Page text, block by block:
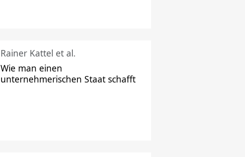
Rainer Kattel et al.
Wie man einen
unternehmerischen Staat schafft